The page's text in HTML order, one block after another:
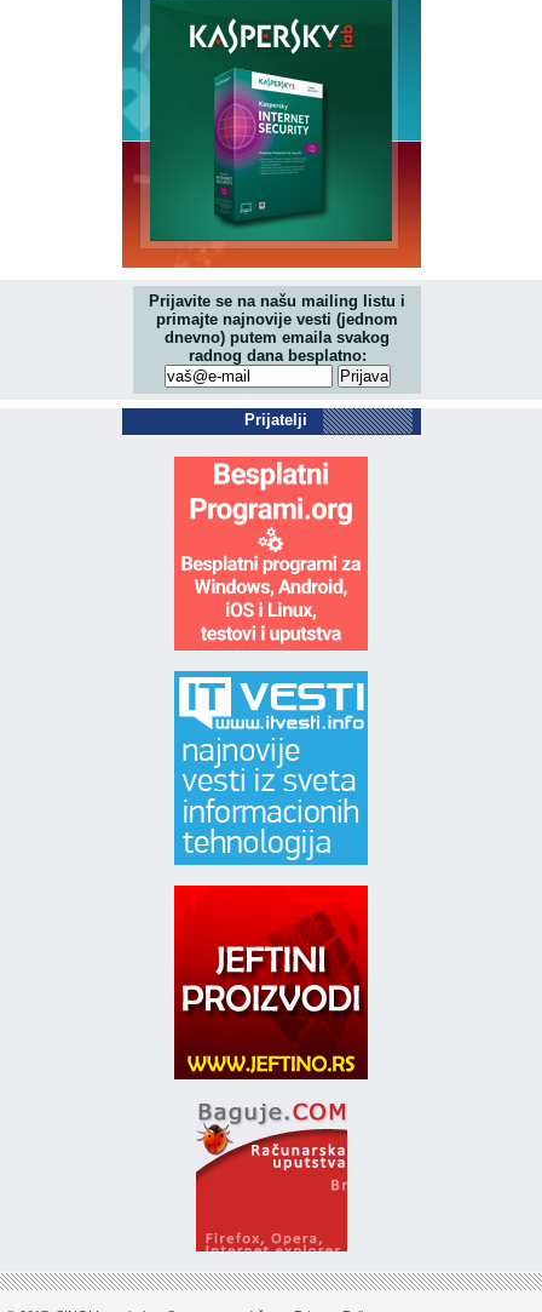
Prijavite se na našu mailing listu i
primajte najnovije vesti (jednom
dnevno) putem emaila svakog
radnog dana besplatno:
Prijatelji